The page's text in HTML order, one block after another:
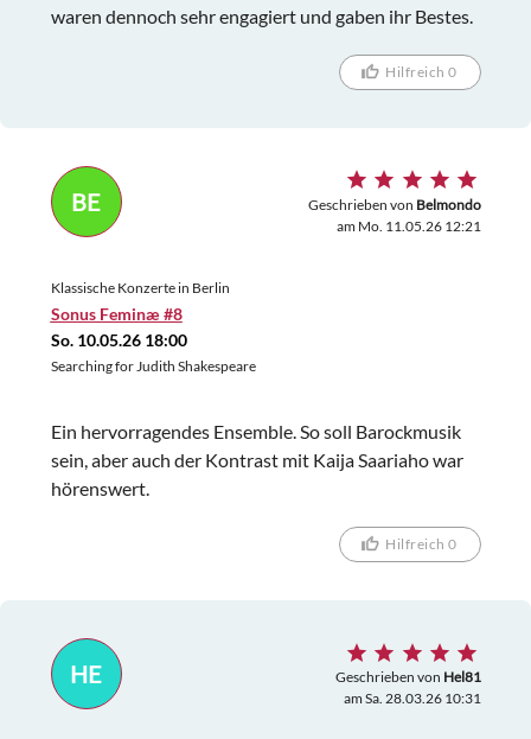
waren dennoch sehr engagiert und gaben ihr Bestes.
Hilfreich 0
BE Geschrieben von Belmondo
am Mo. 11.05.26 12:21
Klassische Konzerte in Berlin
Sonus Feminæ #8
So. 10.05.26 18:00
Searching for Judith Shakespeare
Ein hervorragendes Ensemble. So soll Barockmusik
sein, aber auch der Kontrast mit Kaija Saariaho war
hörenswert.
Hilfreich 0
HE Geschrieben von Hel81
am Sa. 28.03.26 10:31